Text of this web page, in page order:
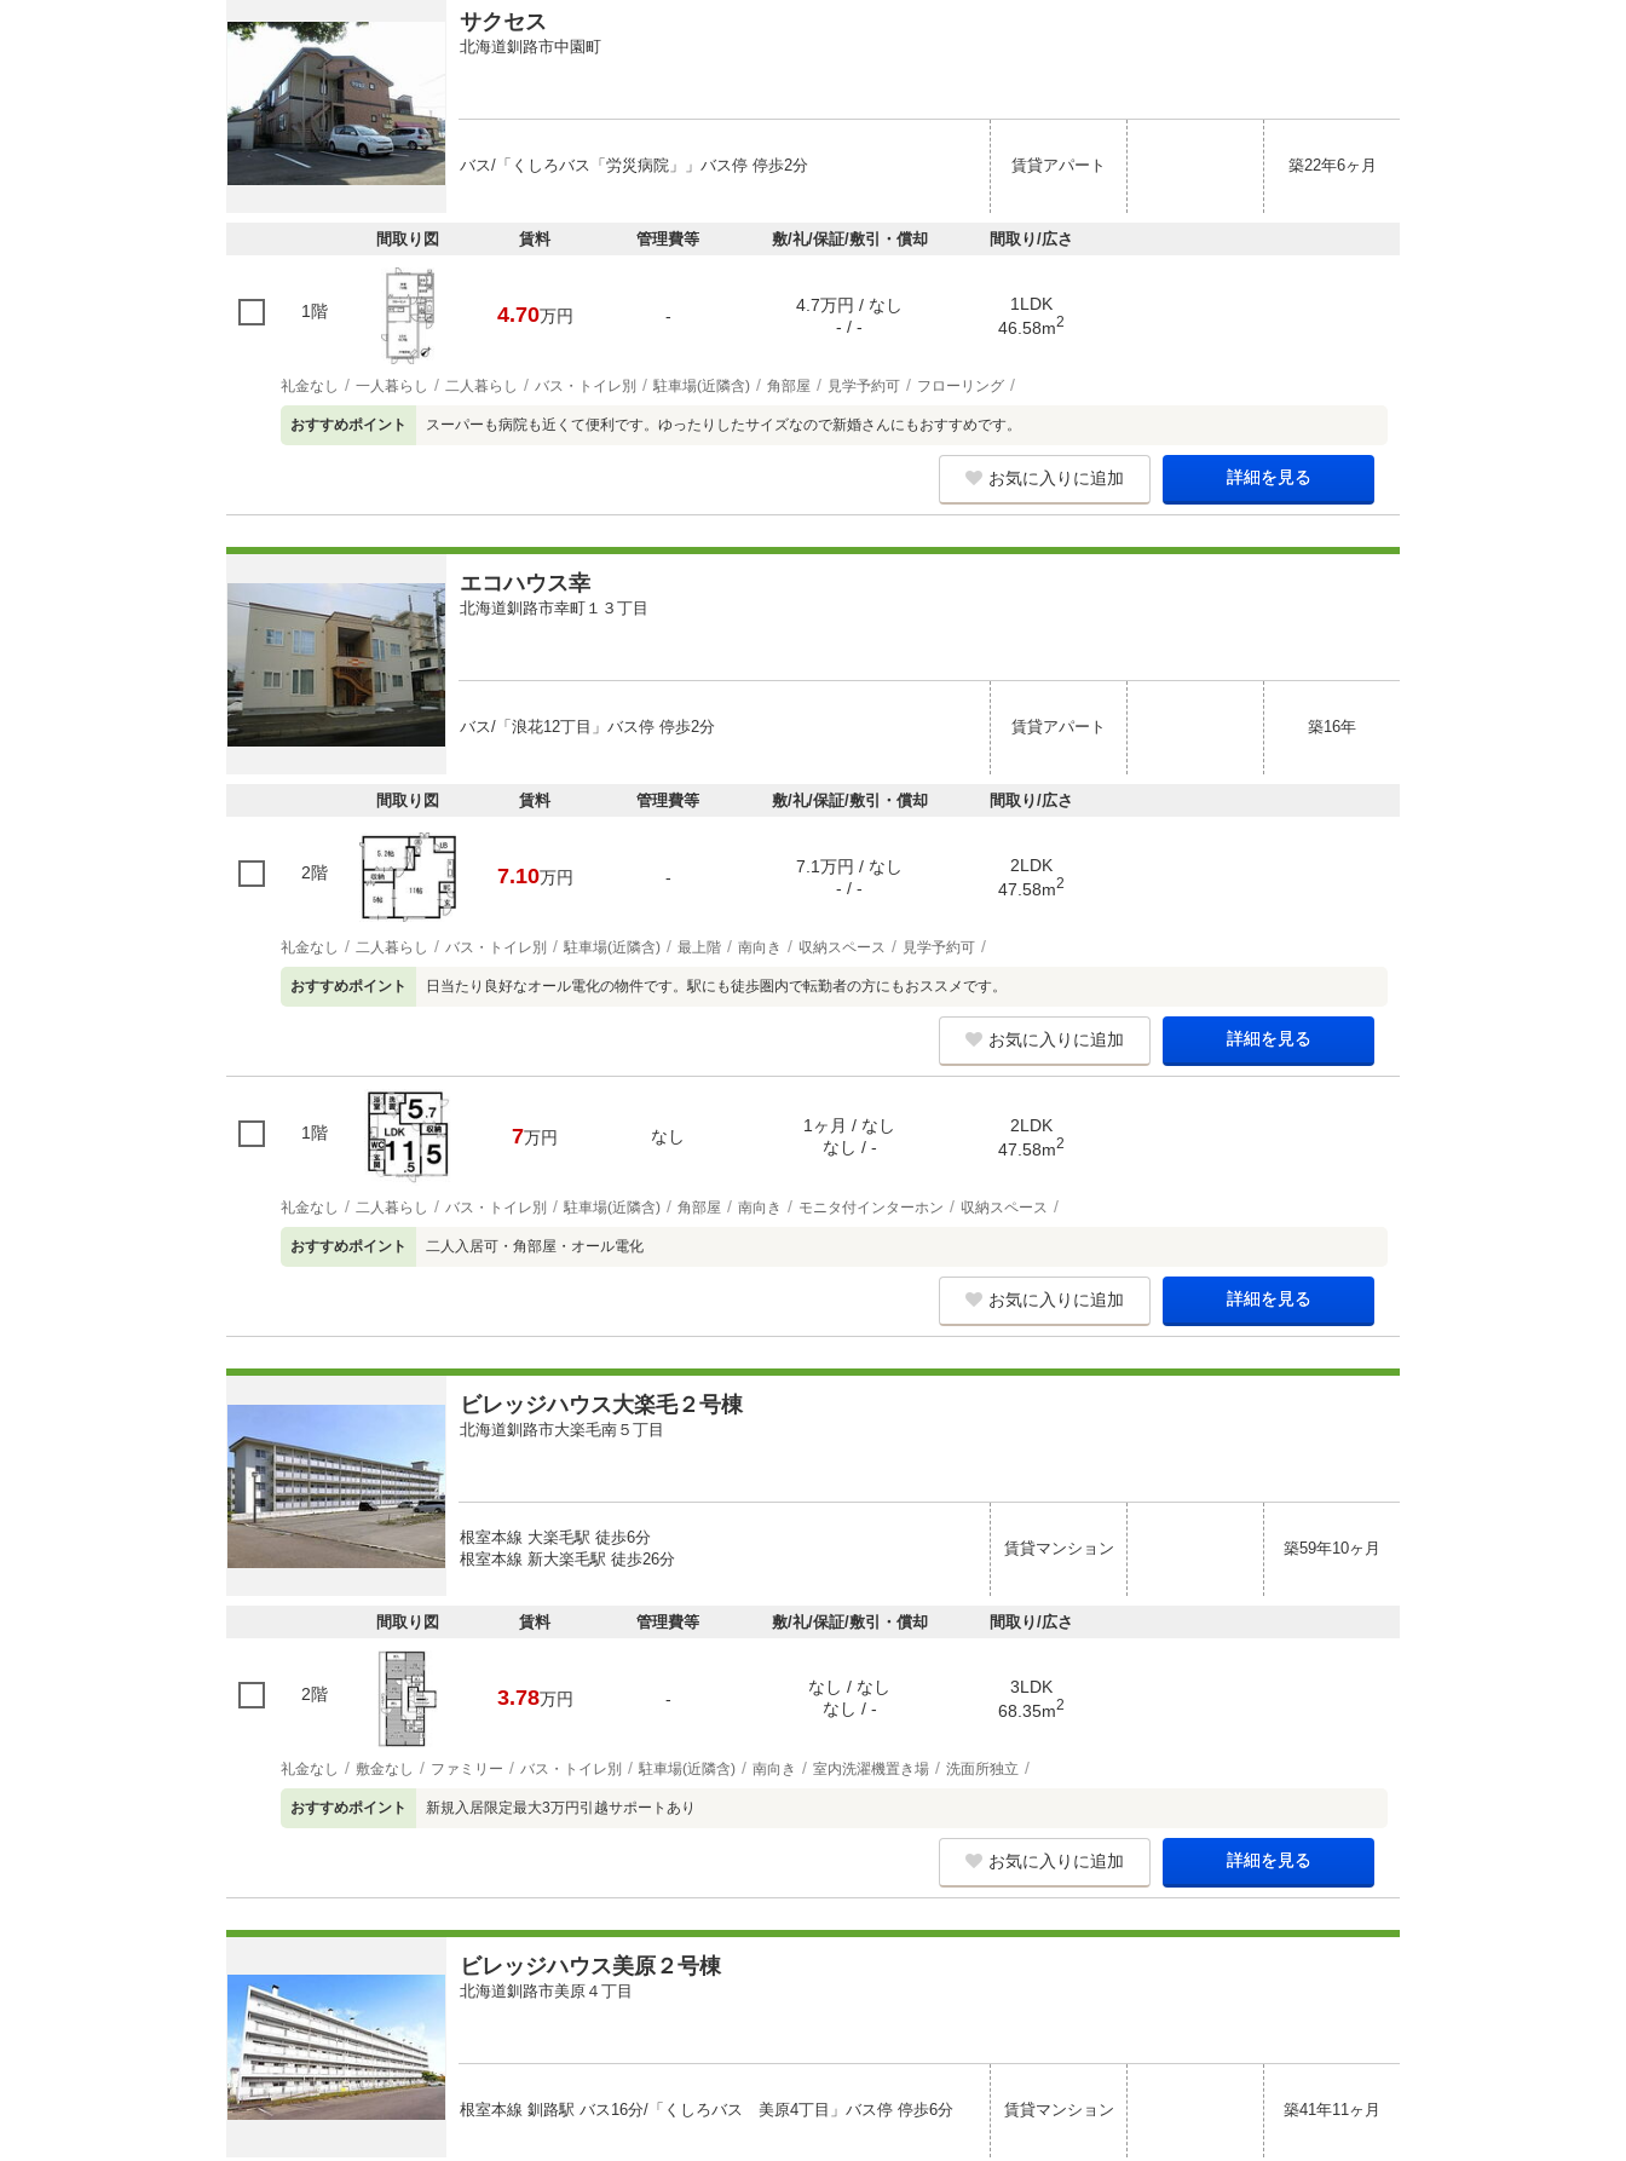
サクセス
北海道釧路市中園町
バス/「くしろバス「労災病院」」バス停 停歩2分 賃貸アパート 築22年6ヶ月
間取り図 賃料 管理費等 敷/礼/保証/敷引・償却 間取り/広さ
1階 4.70万円 -
4.7万円 / なし
- / -
1LDK
46.58m2
礼金なし 一人暮らし 二人暮らし バス・トイレ別 駐車場(近隣含) 角部屋 見学予約可 フローリング
おすすめポイント スーパーも病院も近くて便利です。ゆったりしたサイズなので新婚さんにもおすすめです。
お気に入りに追加 詳細を見る
エコハウス幸
北海道釧路市幸町１３丁目
バス/「浪花12丁目」バス停 停歩2分 賃貸アパート 築16年
間取り図 賃料 管理費等 敷/礼/保証/敷引・償却 間取り/広さ
2階 7.10万円 -
7.1万円 / なし
- / -
2LDK
47.58m2
礼金なし 二人暮らし バス・トイレ別 駐車場(近隣含) 最上階 南向き 収納スペース 見学予約可
おすすめポイント 日当たり良好なオール電化の物件です。駅にも徒歩圏内で転勤者の方にもおススメです。
お気に入りに追加 詳細を見る
1階 7万円 なし
1ヶ月 / なし
なし / -
2LDK
47.58m2
礼金なし 二人暮らし バス・トイレ別 駐車場(近隣含) 角部屋 南向き モニタ付インターホン 収納スペース
おすすめポイント 二人入居可・角部屋・オール電化
お気に入りに追加 詳細を見る
ビレッジハウス大楽毛２号棟
北海道釧路市大楽毛南５丁目
根室本線 大楽毛駅 徒歩6分
根室本線 新大楽毛駅 徒歩26分
賃貸マンション 築59年10ヶ月
間取り図 賃料 管理費等 敷/礼/保証/敷引・償却 間取り/広さ
2階 3.78万円 -
なし / なし
なし / -
3LDK
68.35m2
礼金なし 敷金なし ファミリー バス・トイレ別 駐車場(近隣含) 南向き 室内洗濯機置き場 洗面所独立
おすすめポイント 新規入居限定最大3万円引越サポートあり
お気に入りに追加 詳細を見る
ビレッジハウス美原２号棟
北海道釧路市美原４丁目
根室本線 釧路駅 バス16分/「くしろバス 美原4丁目」バス停 停歩6分 賃貸マンション 築41年11ヶ月